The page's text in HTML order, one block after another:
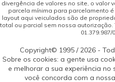
divergência de valores no site, o valor
parcela mínima para parcelamento
layout aqui veiculados são de
total ou parcial sem nossa autorização.
01.379.987/
Copyright© 1995 / 2026 -
Sobre os cookies: a gente usa
e melhorar a sua experiência no
você concorda com a